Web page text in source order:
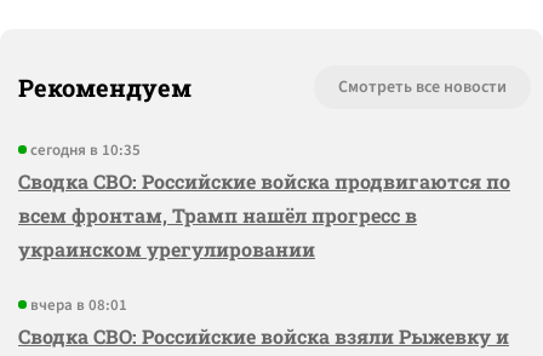
Рекомендуем Смотреть все новости
сегодня в 10:35
Сводка СВО: Российские войска продвигаются по
всем фронтам, Трамп нашёл прогресс в
украинском урегулировании
вчера в 08:01
Сводка СВО: Российские войска взяли Рыжевку и